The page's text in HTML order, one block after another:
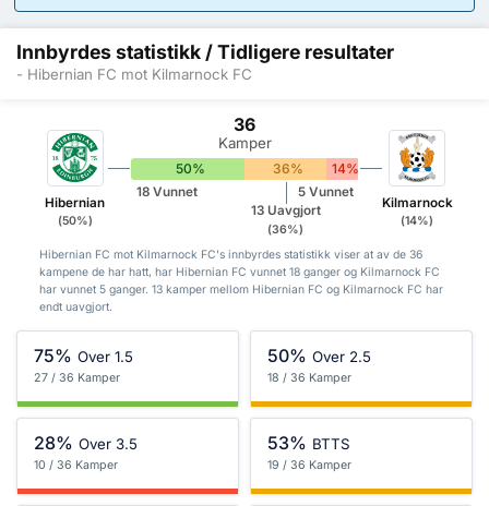
Innbyrdes statistikk / Tidligere resultater
- Hibernian FC mot Kilmarnock FC
Hibernian
(50%)
36
Kamper
50% 36% 14%
18 Vunnet
13 Uavgjort
(36%)
5 Vunnet
Kilmarnock
(14%)
Hibernian FC mot Kilmarnock FC's innbyrdes statistikk viser at av de 36
kampene de har hatt, har Hibernian FC vunnet 18 ganger og Kilmarnock FC
har vunnet 5 ganger. 13 kamper mellom Hibernian FC og Kilmarnock FC har
endt uavgjort.
75% Over 1.5
27 / 36 Kamper
50% Over 2.5
18 / 36 Kamper
28% Over 3.5
10 / 36 Kamper
53% BTTS
19 / 36 Kamper